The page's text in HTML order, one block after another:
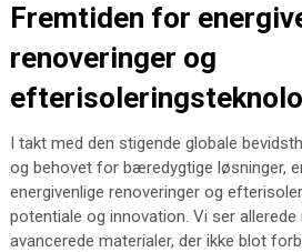
Fremtiden for
renoveringer og
I takt med den stigende globale
og behovet for bæredygtige løsninger,
energivenlige renoveringer og
potentiale og innovation. Vi ser
avancerede materialer, der ikke blot